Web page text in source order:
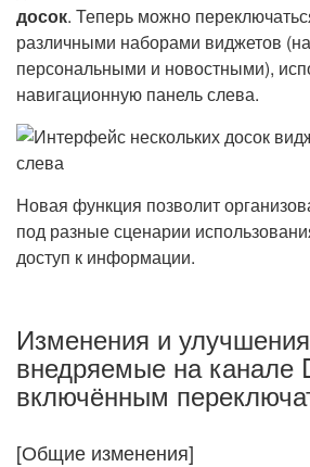
досок. Теперь можно
различными наборами виджетов
персональными и новостными),
навигационную панель слева.
Новая функция позволит
под разные сценарии
доступ к информации.
Изменения и
внедряемые на канале
включённым
[Общие изменения]